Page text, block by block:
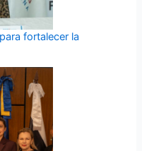
fortalecer la